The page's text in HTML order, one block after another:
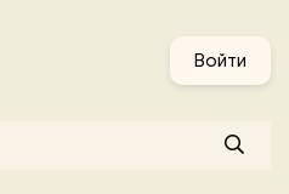
Войти
Корейские песни